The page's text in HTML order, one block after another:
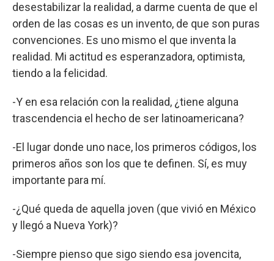
desestabilizar la realidad, a darme cuenta de que el
orden de las cosas es un invento, de que son puras
convenciones. Es uno mismo el que inventa la
realidad. Mi actitud es esperanzadora, optimista,
tiendo a la felicidad.
-Y en esa relación con la realidad, ¿tiene alguna
trascendencia el hecho de ser latinoamericana?
-El lugar donde uno nace, los primeros códigos, los
primeros años son los que te definen. Sí, es muy
importante para mí.
-¿Qué queda de aquella joven (que vivió en México
y llegó a Nueva York)?
-Siempre pienso que sigo siendo esa jovencita,